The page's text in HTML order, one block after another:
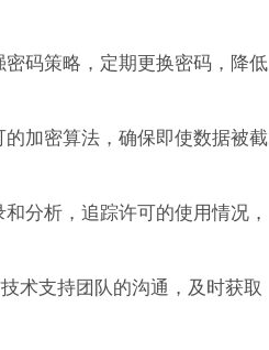
码策略，定期更换密码，降低
加密算法，确保即使数据被截
分析，追踪许可的使用情况，
术支持团队的沟通，及时获取